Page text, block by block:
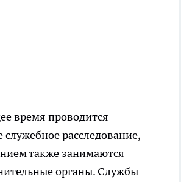
время проводится
служебное расследование,
также занимаются
органы. Службы